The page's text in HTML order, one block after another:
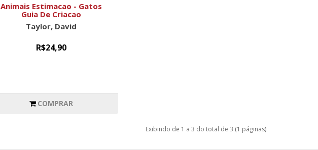
Animais Estimacao - Gatos
Guia De Criacao
Taylor, David
R$24,90
COMPRAR
Exibindo de 1 a 3 do total de 3 (1 páginas)